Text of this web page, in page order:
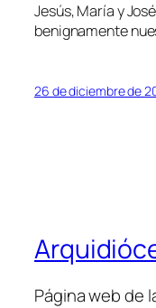
Jesús, María y
benignamente
26 de diciembre de
Página web de